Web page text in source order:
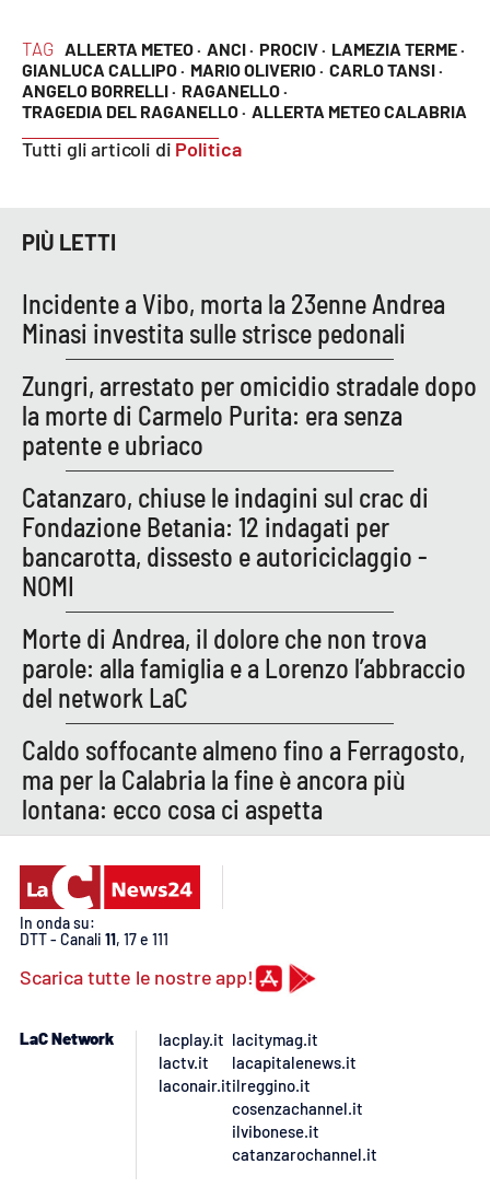
TAG ALLERTA METEO · ANCI · PROCIV · LAMEZIA TERME ·
GIANLUCA CALLIPO · MARIO OLIVERIO · CARLO TANSI ·
ANGELO BORRELLI · RAGANELLO ·
TRAGEDIA DEL RAGANELLO · ALLERTA METEO CALABRIA
Tutti gli articoli di Politica
PIÙ LETTI
Incidente a Vibo, morta la 23enne Andrea
Minasi investita sulle strisce pedonali
Zungri, arrestato per omicidio stradale dopo
la morte di Carmelo Purita: era senza
patente e ubriaco
Catanzaro, chiuse le indagini sul crac di
Fondazione Betania: 12 indagati per
bancarotta, dissesto e autoriciclaggio -
NOMI
Morte di Andrea, il dolore che non trova
parole: alla famiglia e a Lorenzo l’abbraccio
del network LaC
Caldo soffocante almeno fino a Ferragosto,
ma per la Calabria la fine è ancora più
lontana: ecco cosa ci aspetta
In onda su:
DTT - Canali 11, 17 e 111
Scarica tutte le nostre app!
LaC Network
lacplay.it
lactv.it
laconair.it
lacitymag.it
lacapitalenews.it
ilreggino.it
cosenzachannel.it
ilvibonese.it
catanzarochannel.it